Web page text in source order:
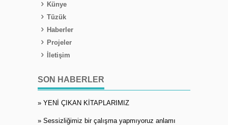
Künye
Tüzük
Haberler
Projeler
İletişim
SON HABERLER
» YENİ ÇIKAN KİTAPLARIMIZ
» Sessizliğimiz bir çalışma yapmıyoruz anlamı